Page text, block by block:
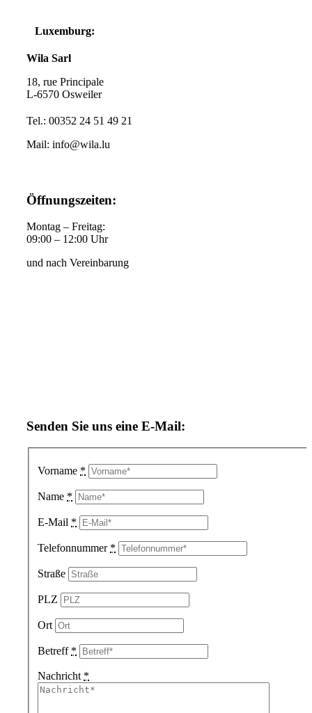
Luxemburg:
Wila Sarl
18, rue Principale
L-6570 Osweiler
Tel.: 00352 24 51 49 21
Mail: info@wila.lu
Öffnungszeiten:
Montag – Freitag:
09:00 – 12:00 Uhr
und nach Vereinbarung
Senden Sie uns eine E-Mail:
Vorname *
Name *
E-Mail *
Telefonnummer *
Straße
PLZ
Ort
Betreff *
Nachricht *